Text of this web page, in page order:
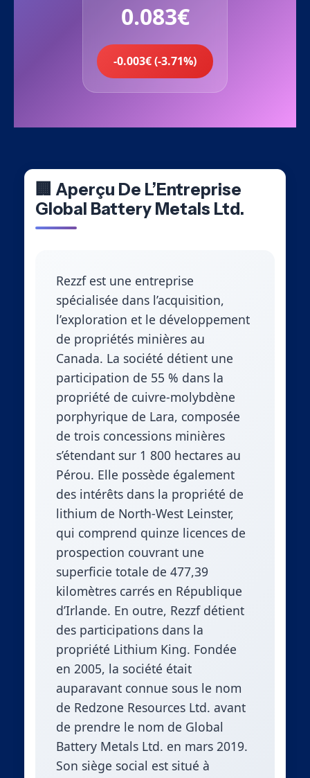
0.083€
-0.003€ (-3.71%)
🏢 Aperçu De L’Entreprise
Global Battery Metals Ltd.
Rezzf est une entreprise
spécialisée dans l’acquisition,
l’exploration et le développement
de propriétés minières au
Canada. La société détient une
participation de 55 % dans la
propriété de cuivre-molybdène
porphyrique de Lara, composée
de trois concessions minières
s’étendant sur 1 800 hectares au
Pérou. Elle possède également
des intérêts dans la propriété de
lithium de North-West Leinster,
qui comprend quinze licences de
prospection couvrant une
superficie totale de 477,39
kilomètres carrés en République
d’Irlande. En outre, Rezzf détient
des participations dans la
propriété Lithium King. Fondée
en 2005, la société était
auparavant connue sous le nom
de Redzone Resources Ltd. avant
de prendre le nom de Global
Battery Metals Ltd. en mars 2019.
Son siège social est situé à